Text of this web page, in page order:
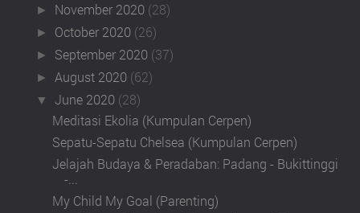
► November 2020 (28)
► October 2020 (26)
► September 2020 (37)
►August 2020 (62)
▼June 2020 (28)
Meditasi Ekolia (Kumpulan Cerpen)
Sepatu-Sepatu Chelsea (Kumpulan Cerpen)
Jelajah Budaya & Peradaban: Padang - Bukittinggi
-...
My Child My Goal (Parenting)